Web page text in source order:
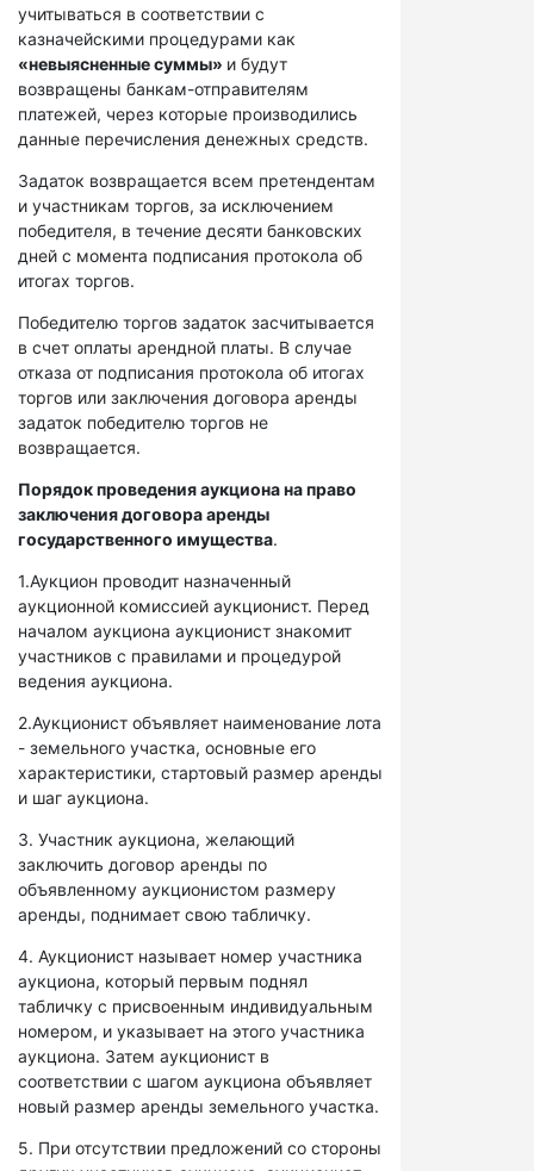
учитываться в соответствии с
казначейскими процедурами как
«невыясненные суммы» и будут
возвращены банкам-отправителям
платежей, через которые производились
данные перечисления денежных средств.
Задаток возвращается всем претендентам
и участникам торгов, за исключением
победителя, в течение десяти банковских
дней с момента подписания протокола об
итогах торгов.
Победителю торгов задаток засчитывается
в счет оплаты арендной платы. В случае
отказа от подписания протокола об итогах
торгов или заключения договора аренды
задаток победителю торгов не
возвращается.
Порядок проведения аукциона на право
заключения договора аренды
государственного имущества.
1.Аукцион проводит назначенный
аукционной комиссией аукционист. Перед
началом аукциона аукционист знакомит
участников с правилами и процедурой
ведения аукциона.
2.Аукционист объявляет наименование лота
- земельного участка, основные его
характеристики, стартовый размер аренды
и шаг аукциона.
3. Участник аукциона, желающий
заключить договор аренды по
объявленному аукционистом размеру
аренды, поднимает свою табличку.
4. Аукционист называет номер участника
аукциона, который первым поднял
табличку с присвоенным индивидуальным
номером, и указывает на этого участника
аукциона. Затем аукционист в
соответствии с шагом аукциона объявляет
новый размер аренды земельного участка.
5. При отсутствии предложений со стороны